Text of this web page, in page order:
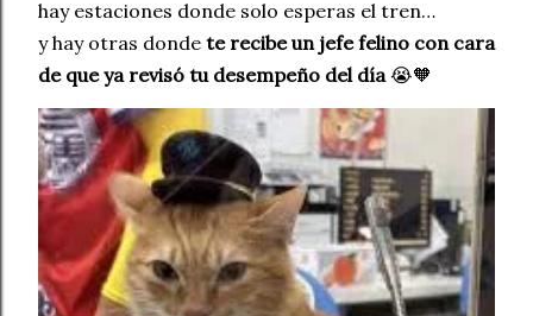
hay estaciones donde solo esperas el tren…
y hay otras donde te recibe un jefe felino con cara
de que ya revisó tu desempeño del día😭🧡